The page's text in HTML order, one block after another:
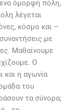
όμορφη πόλη,
λέγεται
κόσμο και –
με
Μαθαίνουμε
Ο
και η αγωνία
του
τα σύνορα;